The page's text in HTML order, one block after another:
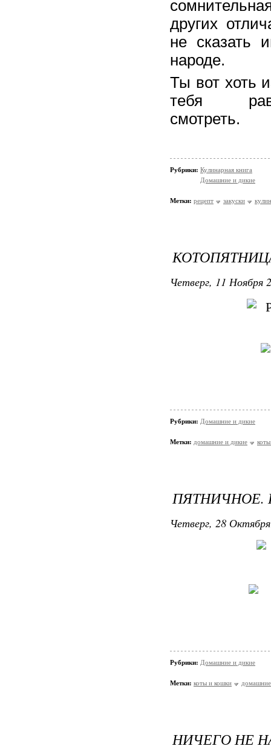
других
не сказать
народе.
Ты вот хоть
тебя
Рубрики: Кулинарная книга
Домашние и дикие
Метки: рецепт закуски
Четверг, 11 Ноября
Рубрики: Домашние и дикие
Метки: домашние и дикие
Четверг, 28
Рубрики: Домашние и дикие
Метки: коты и кошки
НИЧЕГО НЕ